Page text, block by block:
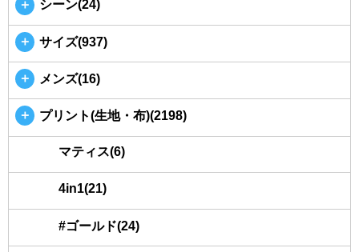
＋ シーン(24)
＋ サイズ(937)
＋ メンズ(16)
＋ プリント(生地・布)(2198)
マティス(6)
4in1(21)
#ゴールド(24)